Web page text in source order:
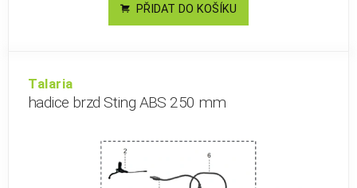
PŘIDAT DO KOŠÍKU
Talaria
hadice brzd Sting ABS 250 mm